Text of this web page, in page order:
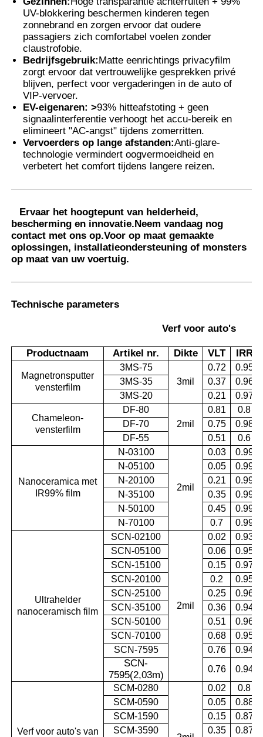
UV-blokkering beschermen kinderen tegen
zonnebrand en zorgen ervoor dat oudere
passagiers zich comfortabel voelen zonder
claustrofobie.
Bedrijfsgebruik:Matte eenrichtings privacyfilm
zorgt ervoor dat vertrouwelijke gesprekken privé
blijven, perfect voor vergaderingen in de auto of
VIP-vervoer.
EV-eigenaren: >93% hitteafstoting + geen
signaalinterferentie verhoogt het accu-bereik en
elimineert "AC-angst" tijdens zomerritten.
Vervoerders op lange afstanden:Anti-glare-
technologie vermindert oogvermoeidheid en
verbetert het comfort tijdens langere reizen.
Ervaar het hoogtepunt van helderheid,
bescherming en innovatie.Neem vandaag nog
contact met ons op.Voor op maat gemaakte
oplossingen, installatieondersteuning of monsters
op maat van uw voertuig.
Technische parameters
Verf voor auto's
Productnaam Artikel nr. Dikte VLT IRR
Magnetronsputter
vensterfilm
3MS-75
3mil
0.72
0.95
3MS-35
0.37
0.96
3MS-20
0.21 0.97
Chameleon-
vensterfilm
DF-80
2mil
0.81
0.8
DF-70
0.75
0.98
DF-55
0.51 0.6
Nanoceramica met
IR99% film
N-03100
2mil
0.03
0.99
N-05100
0.05
0.99
N-20100
0.21
0.99
N-35100
0.35
0.99
N-50100
0.45
0.99
N-70100
0.7 0.99
Ultrahelder
nanoceramisch film
SCN-02100
2mil
0.02
0.93
SCN-05100
0.06
0.95
SCN-15100
0.15
0.97
SCN-20100
0.2
0.95
SCN-25100
0.25
0.96
SCN-35100
0.36
0.94
SCN-50100
0.51
0.96
SCN-70100
0.68
0.95
SCN-7595
0.76 0.94
SCN-
7595(2,03m)
0.76 0.94
Verf voor auto's van
SCM-0280 0.02
0.8
SCM-0590
0.05
0.88
SCM-1590
0.15
0.87
SCM-3590
0.35 0.87